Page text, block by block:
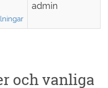
admin
och vanliga